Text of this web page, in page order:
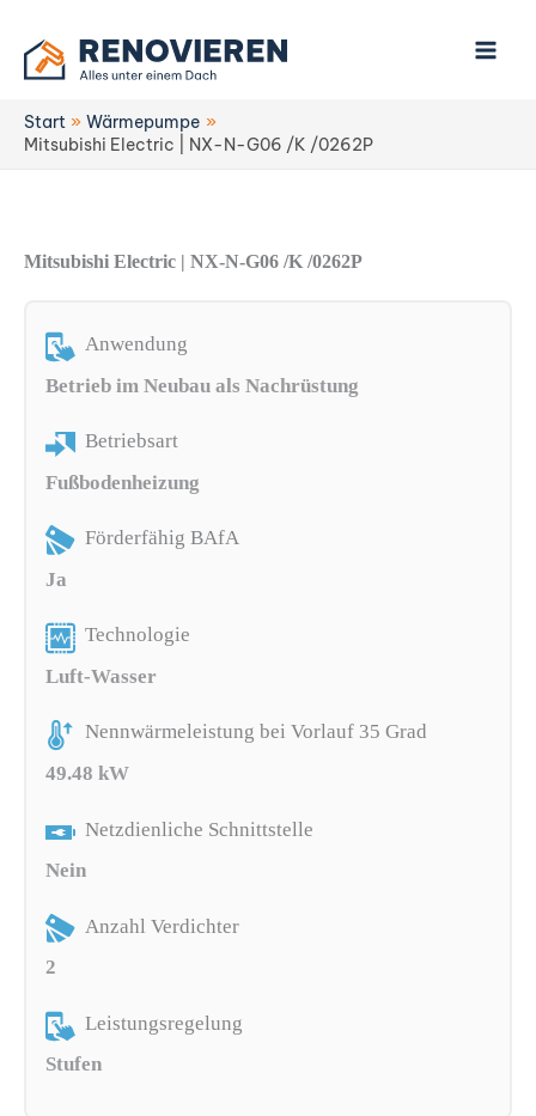
Inhalt
springen
Start
Wärmepumpe
Mitsubishi Electric | NX-N-G06 /K /0262P
Mitsubishi Electric | NX-N-G06 /K /0262P
Anwendung
Betrieb im Neubau als Nachrüstung
Betriebsart
Fußbodenheizung
Förderfähig BAfA
Ja
Technologie
Luft-Wasser
Nennwärmeleistung bei Vorlauf 35 Grad
49.48 kW
Netzdienliche Schnittstelle
Nein
Anzahl Verdichter
2
Leistungsregelung
Stufen